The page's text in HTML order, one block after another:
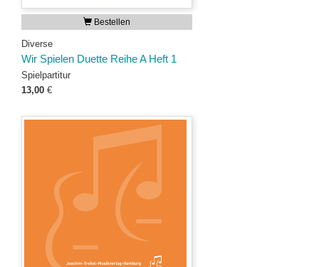
Bestellen
Diverse
Wir Spielen Duette Reihe A Heft 1
Spielpartitur
13,00 €